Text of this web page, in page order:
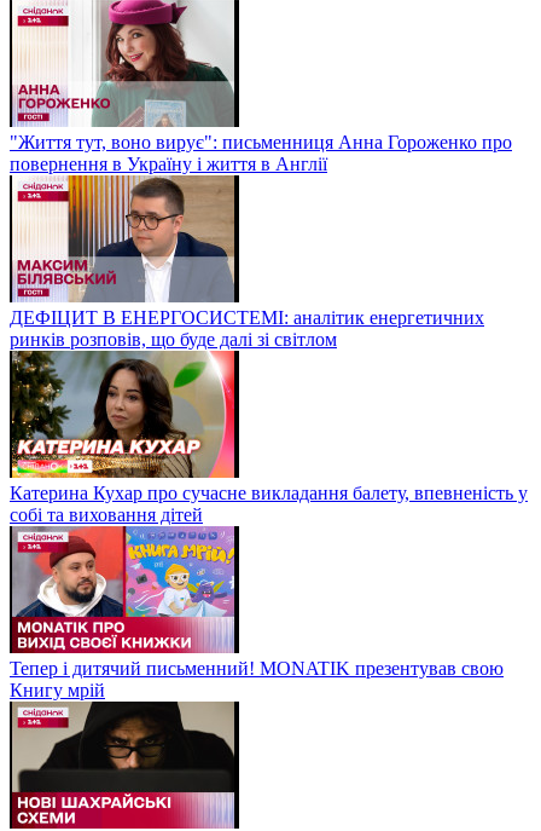
"Життя тут, воно вирує": письменниця Анна Гороженко про
повернення в Україну і життя в Англії
ДЕФІЦИТ В ЕНЕРГОСИСТЕМІ: аналітик енергетичних
ринків розповів, що буде далі зі світлом
Катерина Кухар про сучасне викладання балету, впевненість у
собі та виховання дітей
Тепер і дитячий письменний! MONATIK презентував свою
Книгу мрій